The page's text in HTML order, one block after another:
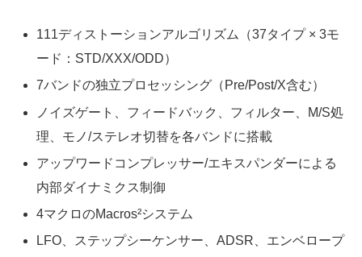
111ディストーションアルゴリズム（37タイプ × 3モ
ード：STD/XXX/ODD）
7バンドの独立プロセッシング（Pre/Post/X含む）
ノイズゲート、フィードバック、フィルター、M/S処
理、モノ/ステレオ切替を各バンドに搭載
アップワードコンプレッサー/エキスパンダーによる
内部ダイナミクス制御
4マクロのMacros²システム
LFO、ステップシーケンサー、ADSR、エンベロープ